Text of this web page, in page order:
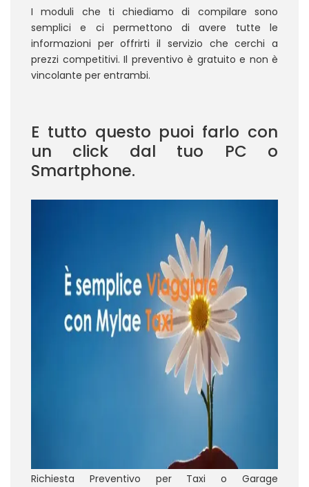
I moduli che ti chiediamo di compilare sono
semplici e ci permettono di avere tutte le
informazioni per offrirti il servizio che cerchi a
prezzi competitivi. Il preventivo è gratuito e non è
vincolante per entrambi.
E tutto questo puoi farlo con
un click dal tuo PC o
Smartphone.
Richiesta Preventivo per Taxi o Garage